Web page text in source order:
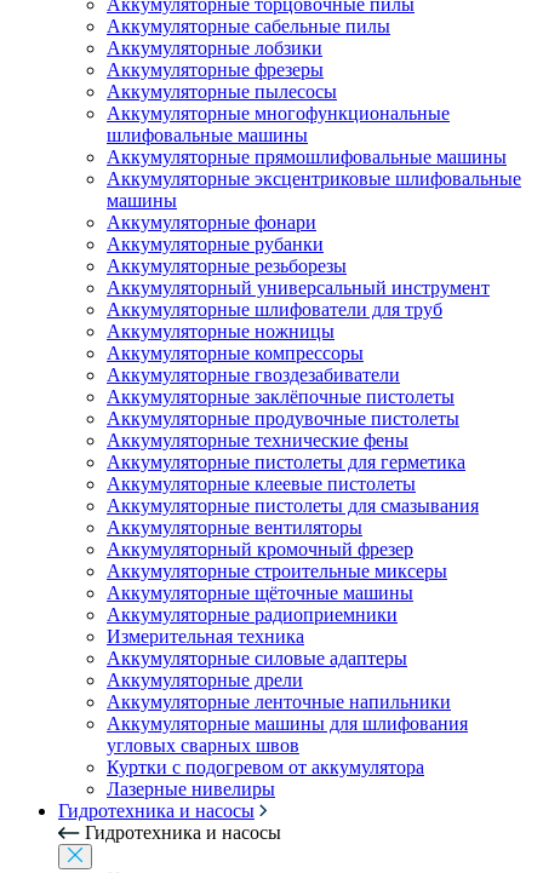
Аккумуляторные торцовочные пилы
Аккумуляторные сабельные пилы
Аккумуляторные лобзики
Аккумуляторные фрезеры
Аккумуляторные пылесосы
Аккумуляторные многофункциональные
шлифовальные машины
Аккумуляторные прямошлифовальные машины
Аккумуляторные эксцентриковые шлифовальные
машины
Аккумуляторные фонари
Аккумуляторные рубанки
Аккумуляторные резьборезы
Аккумуляторный универсальный инструмент
Аккумуляторные шлифователи для труб
Аккумуляторные ножницы
Аккумуляторные компрессоры
Аккумуляторные гвоздезабиватели
Аккумуляторные заклёпочные пистолеты
Аккумуляторные продувочные пистолеты
Аккумуляторные технические фены
Аккумуляторные пистолеты для герметика
Аккумуляторные клеевые пистолеты
Аккумуляторные пистолеты для смазывания
Аккумуляторные вентиляторы
Аккумуляторный кромочный фрезер
Аккумуляторные строительные миксеры
Аккумуляторные щёточные машины
Аккумуляторные радиоприемники
Измерительная техника
Аккумуляторные силовые адаптеры
Аккумуляторные дрели
Аккумуляторные ленточные напильники
Аккумуляторные машины для шлифования
угловых сварных швов
Куртки с подогревом от аккумулятора
Лазерные нивелиры
Гидротехника и насосы
Гидротехника и насосы